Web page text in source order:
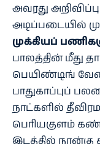
அவரது
அடிப்படையில்
முக்கியப்
பாலத்தின் மீது
பெயிண்டிங்
பாதுகாப்புப்
நாட்களில்
பெரியகுளம்
இடத்தில் நான்கு